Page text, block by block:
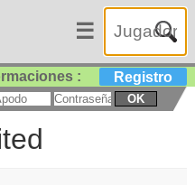
☰
: Registro
OK